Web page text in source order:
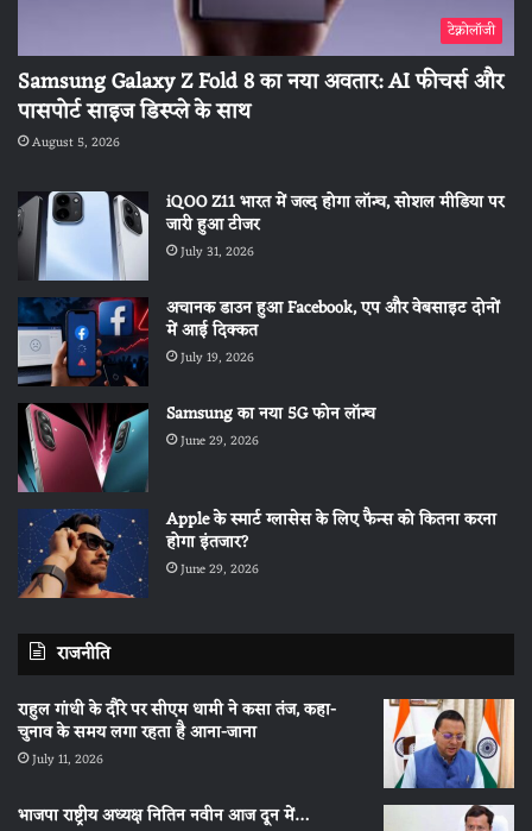
टेक्नोलॉजी
Samsung Galaxy Z Fold 8 का नया अवतार: AI फीचर्स और
पासपोर्ट साइज डिस्प्ले के साथ
August 5, 2026
iQOO Z11 भारत में जल्द होगा लॉन्च, सोशल मीडिया पर
जारी हुआ टीजर
July 31, 2026
अचानक डाउन हुआ Facebook, एप और वेबसाइट दोनों
में आई दिक्कत
July 19, 2026
Samsung का नया 5G फोन लॉन्च
June 29, 2026
Apple के स्मार्ट ग्लासेस के लिए फैन्स को कितना करना
होगा इंतजार?
June 29, 2026
राजनीति
राहुल गांधी के दौरे पर सीएम धामी ने कसा तंज, कहा-
चुनाव के समय लगा रहता है आना-जाना
July 11, 2026
भाजपा राष्ट्रीय अध्यक्ष नितिन नवीन आज दून में…